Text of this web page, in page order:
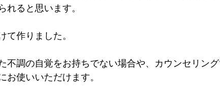
れると思います。
て作りました。
不調の自覚をお持ちでない場合や、カウンセリン
お使いいただけます。